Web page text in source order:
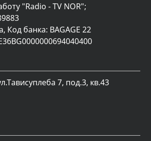
"Radio - TV NOR";
Код банка: BAGAGE 22
7, под.3, кв.43